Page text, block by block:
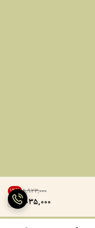
۵٬۹۲۳٬۰۰۰ 14%
5,035,000